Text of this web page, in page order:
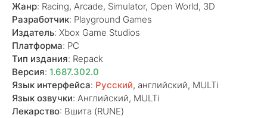
Жанр: Racing, Arcade, Simulator, Open World, 3D
Разработчик: Playground Games
Издатель: Xbox Game Studios
Платформа: PC
Тип издания: Repack
Версия: 1.687.302.0
Язык интерфейса: Русский, английский, MULTi
Язык озвучки: Aнглийский, MULTi
Лекарство: Вшита (RUNE)